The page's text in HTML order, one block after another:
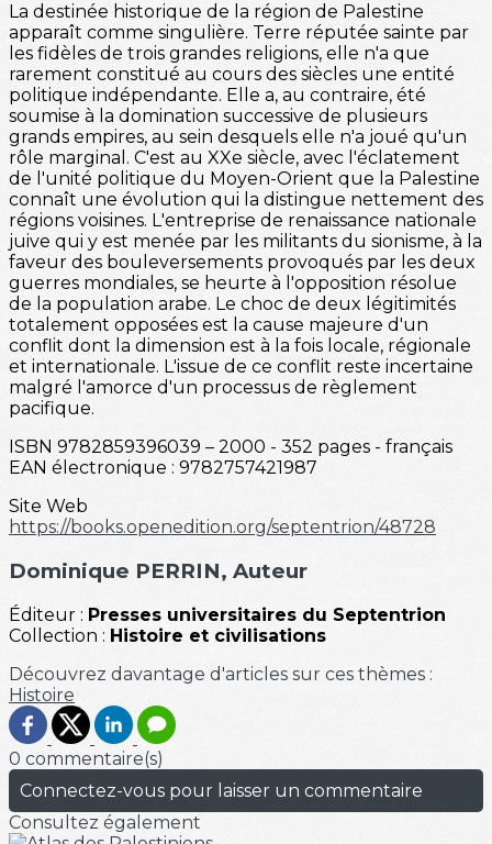
La destinée historique de la région de Palestine
apparaît comme singulière. Terre réputée sainte par
les fidèles de trois grandes religions, elle n'a que
rarement constitué au cours des siècles une entité
politique indépendante. Elle a, au contraire, été
soumise à la domination successive de plusieurs
grands empires, au sein desquels elle n'a joué qu'un
rôle marginal. C'est au XXe siècle, avec l'éclatement
de l'unité politique du Moyen-Orient que la Palestine
connaît une évolution qui la distingue nettement des
régions voisines. L'entreprise de renaissance nationale
juive qui y est menée par les militants du sionisme, à la
faveur des bouleversements provoqués par les deux
guerres mondiales, se heurte à l'opposition résolue
de la population arabe. Le choc de deux légitimités
totalement opposées est la cause majeure d'un
conflit dont la dimension est à la fois locale, régionale
et internationale. L'issue de ce conflit reste incertaine
malgré l'amorce d'un processus de règlement
pacifique.
ISBN 9782859396039 – 2000 - 352 pages - français
EAN électronique : 9782757421987
Site Web
https://books.openedition.org/septentrion/48728
Dominique PERRIN, Auteur
Éditeur : Presses universitaires du Septentrion
Collection : Histoire et civilisations
Découvrez davantage d'articles sur ces thèmes :
Histoire
0 commentaire(s)
Connectez-vous pour laisser un commentaire
Consultez également